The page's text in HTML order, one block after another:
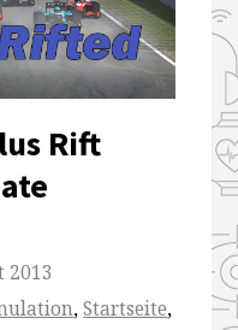
Rift
2013
,Startseite,